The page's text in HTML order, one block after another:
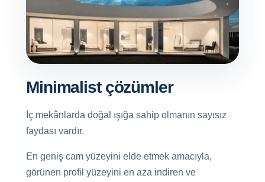
Minimalist çözümler
İç mekânlarda doğal ışığa sahip olmanın sayısız
faydası vardır.
En geniş cam yüzeyini elde etmek amacıyla,
görünen profil yüzeyini en aza indiren ve